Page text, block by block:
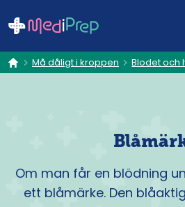
hem Må dåligt i kroppen Blodet och
Om man får en blödning
ett blåmärke. Den